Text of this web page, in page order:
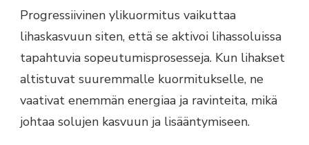
Progressiivinen ylikuormitus vaikuttaa
lihaskasvuun siten, että se aktivoi lihassoluissa
tapahtuvia sopeutumisprosesseja. Kun lihakset
altistuvat suuremmalle kuormitukselle, ne
vaativat enemmän energiaa ja ravinteita, mikä
johtaa solujen kasvuun ja lisääntymiseen.